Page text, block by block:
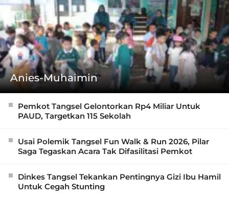
Anies-Muhaimin
Pemkot Tangsel Gelontorkan Rp4 Miliar Untuk
PAUD, Targetkan 115 Sekolah
Usai Polemik Tangsel Fun Walk & Run 2026, Pilar
Saga Tegaskan Acara Tak Difasilitasi Pemkot
Dinkes Tangsel Tekankan Pentingnya Gizi Ibu Hamil
Untuk Cegah Stunting